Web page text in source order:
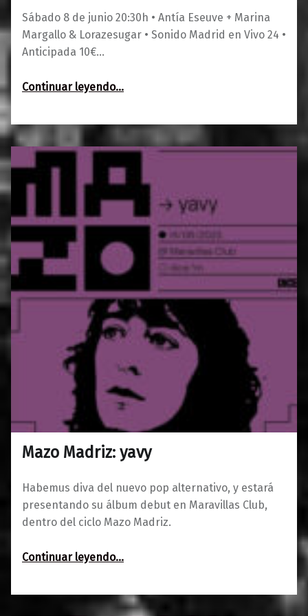
Sábado 8 de junio 20:30h • Antía Eseuve + Marina
Margallo & Lorazesugar • Sonido Madrid en Vivo 24 •
Anticipada 10€…
Continuar leyendo“Antía Eseuve – Sonido Madrid en Vivo 24”
…
Mazo Madriz: yavy
Habemus diva del nuevo pop alternativo, y estará
presentando su álbum debut en Maravillas Club,
dentro del ciclo Mazo Madriz.
Continuar leyendo…
22/05/20230
Maravillas